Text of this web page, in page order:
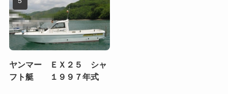
ヤンマー ＥＸ２５ シャ
フト艇 １９９７年式